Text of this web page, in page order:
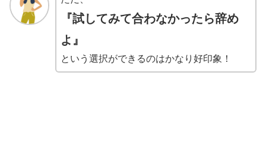
『試してみて合わなかったら辞め
よ』
という選択ができるのはかなり好印象！